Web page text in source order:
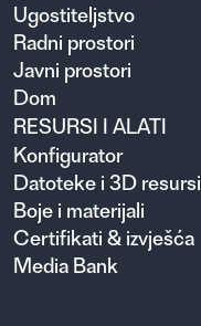
Ugosti­teljstvo
Radni prostori
Javni prostori
Dom
RESURSI I ALATI
Konfigurator
Datoteke i 3D resursi
Boje i materijali
Certifikati & izvješća
Media Bank